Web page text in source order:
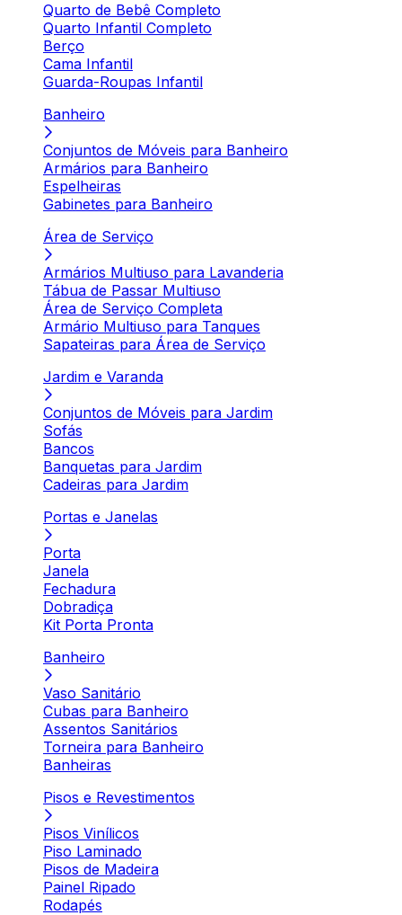
Quarto de Bebê Completo
Quarto Infantil Completo
Berço
Cama Infantil
Guarda-Roupas Infantil
Banheiro
Conjuntos de Móveis para Banheiro
Armários para Banheiro
Espelheiras
Gabinetes para Banheiro
Área de Serviço
Armários Multiuso para Lavanderia
Tábua de Passar Multiuso
Área de Serviço Completa
Armário Multiuso para Tanques
Sapateiras para Área de Serviço
Jardim e Varanda
Conjuntos de Móveis para Jardim
Sofás
Bancos
Banquetas para Jardim
Cadeiras para Jardim
Portas e Janelas
Porta
Janela
Fechadura
Dobradiça
Kit Porta Pronta
Banheiro
Vaso Sanitário
Cubas para Banheiro
Assentos Sanitários
Torneira para Banheiro
Banheiras
Pisos e Revestimentos
Pisos Vinílicos
Piso Laminado
Pisos de Madeira
Painel Ripado
Rodapés